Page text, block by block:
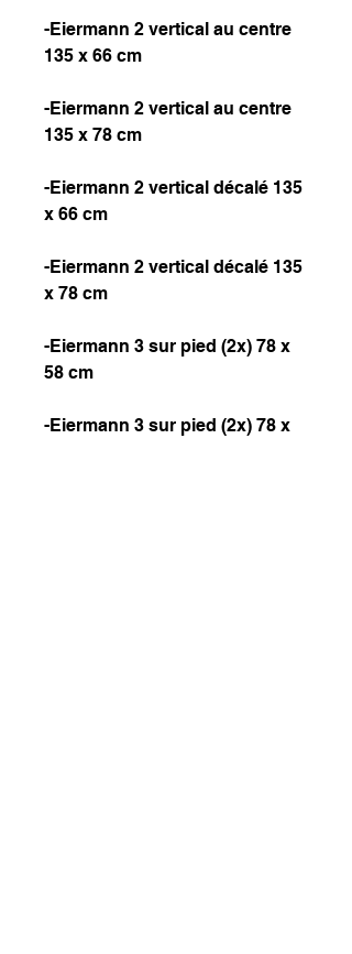
-Eiermann 2 vertical au centre
135 x 66 cm
-Eiermann 2 vertical au centre
135 x 78 cm
-Eiermann 2 vertical décalé 135
x 66 cm
-Eiermann 2 vertical décalé 135
x 78 cm
-Eiermann 3 sur pied (2x) 78 x
58 cm
-Eiermann 3 sur pied (2x) 78 x